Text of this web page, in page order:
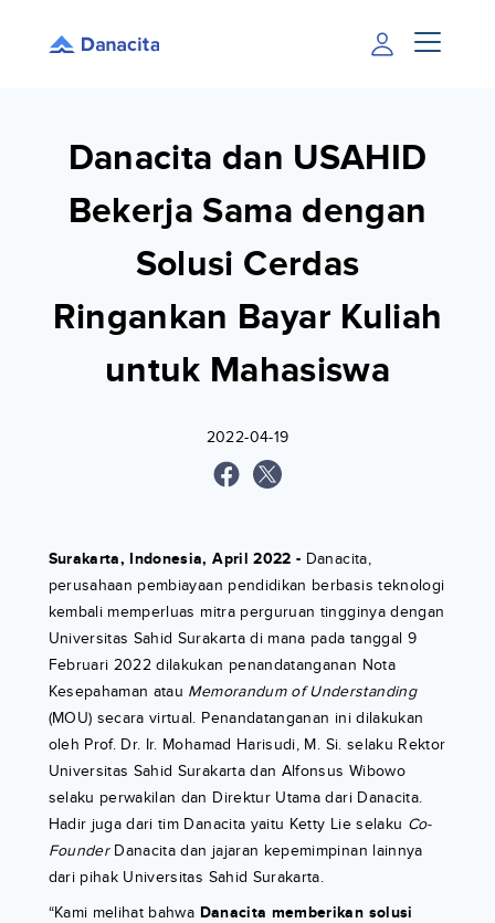
Danacita dan USAHID
Bekerja Sama dengan
Solusi Cerdas
Ringankan Bayar Kuliah
untuk Mahasiswa
2022-04-19
Surakarta, Indonesia, April 2022 - Danacita,
perusahaan pembiayaan pendidikan berbasis teknologi
kembali memperluas mitra perguruan tingginya dengan
Universitas Sahid Surakarta di mana pada tanggal 9
Februari 2022 dilakukan penandatanganan Nota
Kesepahaman atau Memorandum of Understanding
(MOU) secara virtual. Penandatanganan ini dilakukan
oleh Prof. Dr. Ir. Mohamad Harisudi, M. Si. selaku Rektor
Universitas Sahid Surakarta dan Alfonsus Wibowo
selaku perwakilan dan Direktur Utama dari Danacita.
Hadir juga dari tim Danacita yaitu Ketty Lie selaku Co-
FounderDanacita dan jajaran kepemimpinan lainnya
dari pihak Universitas Sahid Surakarta.
“Kami melihat bahwa Danacita memberikan solusi